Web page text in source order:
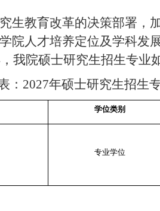
生教育改革的决策部署，
院人才培养定位及学科发
我院硕士研究生招生专业
： 2027年硕士研究生招生
学位类别
专业学位